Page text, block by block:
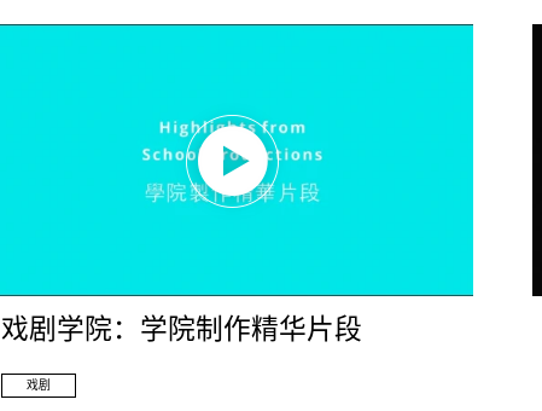
戏剧学院：学院制作精华片段
戏剧